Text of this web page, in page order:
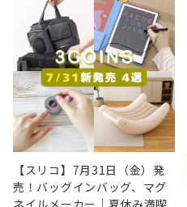
【スリコ】7月31日（金）発
売！バッグインバッグ、マグ
ネイルメーカー｜夏休み満喫